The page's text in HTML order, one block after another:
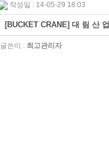
작성일 : 14-05-29 18:03
[BUCKET CRANE] 대 림 산
글쓴이 : 최고관리자